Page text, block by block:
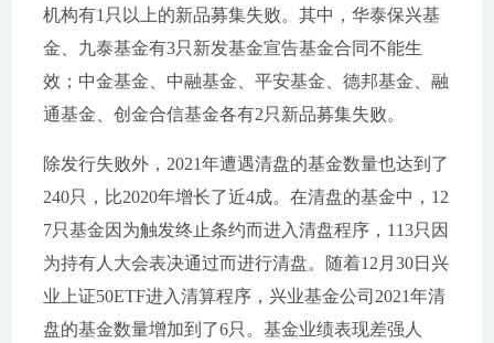
机构有1只以上的新品募集失败。其中，华泰保兴基
金、九泰基金有3只新发基金宣告基金合同不能生
效；中金基金、中融基金、平安基金、德邦基金、融
通基金、创金合信基金各有2只新品募集失败。
除发行失败外，2021年遭遇清盘的基金数量也达到了
240只，比2020年增长了近4成。在清盘的基金中，12
7只基金因为触发终止条约而进入清盘程序，113只因
为持有人大会表决通过而进行清盘。随着12月30日兴
业上证50ETF进入清算程序，兴业基金公司2021年清
盘的基金数量增加到了6只。基金业绩表现差强人